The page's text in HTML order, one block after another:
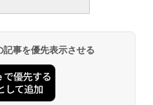
事を優先表示させる